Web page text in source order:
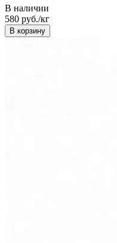
В наличии
580 руб./кг